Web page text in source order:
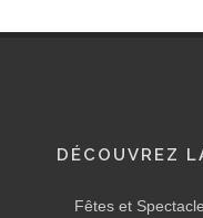
DÉCOUVREZ
Fêtes et